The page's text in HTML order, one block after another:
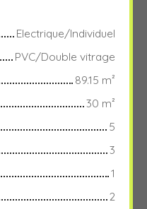
Electrique/Individuel
PVC/Double vitrage
89.15 m²
30 m²
5
3
1
2